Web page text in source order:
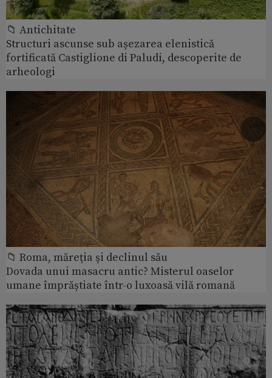
📁 Antichitate
Structuri ascunse sub așezarea elenistică
fortificată Castiglione di Paludi, descoperite de
arheologi
📁 Roma, măreţia şi declinul său
Dovada unui masacru antic? Misterul oaselor
umane împrăștiate într-o luxoasă vilă romană